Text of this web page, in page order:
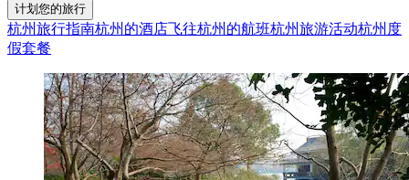
计划您的旅行
杭州旅行指南杭州的酒店飞往杭州的航班杭州旅游活动杭州度
假套餐